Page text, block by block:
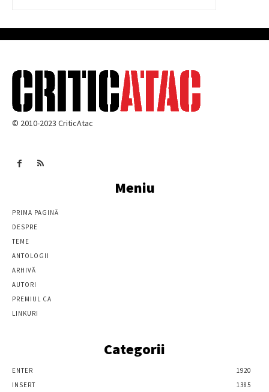
© 2010-2023 CriticAtac
Meniu
PRIMA PAGINĂ
DESPRE
TEME
ANTOLOGII
ARHIVĂ
AUTORI
PREMIUL CA
LINKURI
Categorii
ENTER
1920
INSERT
1385